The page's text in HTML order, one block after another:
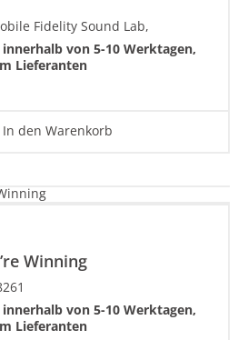
Fidelity Sound Lab,
von 5-10 Werktagen,
Lieferanten
In den Warenkorb
Winning
von 5-10 Werktagen,
Lieferanten